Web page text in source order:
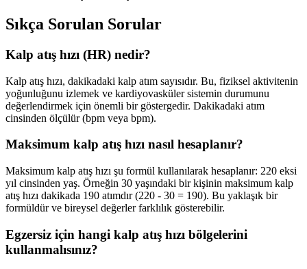
Sıkça Sorulan Sorular
Kalp atış hızı (HR) nedir?
Kalp atış hızı, dakikadaki kalp atım sayısıdır. Bu, fiziksel aktivitenin
yoğunluğunu izlemek ve kardiyovasküler sistemin durumunu
değerlendirmek için önemli bir göstergedir. Dakikadaki atım
cinsinden ölçülür (bpm veya bpm).
Maksimum kalp atış hızı nasıl hesaplanır?
Maksimum kalp atış hızı şu formül kullanılarak hesaplanır: 220 eksi
yıl cinsinden yaş. Örneğin 30 yaşındaki bir kişinin maksimum kalp
atış hızı dakikada 190 atımdır (220 - 30 = 190). Bu yaklaşık bir
formüldür ve bireysel değerler farklılık gösterebilir.
Egzersiz için hangi kalp atış hızı bölgelerini
kullanmalısınız?